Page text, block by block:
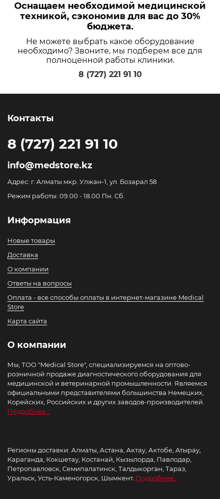
Оснащаем необходимой медицинской
техникой, сэкономив для вас до 30%
бюджета.
Не можете выбрать какое оборудование
необходимо? Звоните, мы подберем все для
полноценной работы клиники.
8 (727) 221 91 10
Контакты
8 (727) 221 91 10
info@medstore.kz
Адрес: г. Алматы мкр. Улжан-1, ул. Бозарал 58
Режим работы: 09.00 - 18.00 Пн. Сб.
Информация
Новые товары
Доставка
О компании
Ответы на вопросы
Оплата - все способы оплаты в интернет-магазине Medical
Store
Карта сайта
О компании
Мы, ТОО "Medical Store", специализируемся на оптово-
розничной продаже диагностического оборудования для
медицинской и ветеринарной промышленности. Являемся
официальными представителями большинства Немецких,
Корейских, Российских и других заводов-производителей.
Подробнее...
Регионы доставки: Алматы, Астана, Актау, Актобе, Атырау,
Караганда, Кокшетау, Костанай, Кызылорда, Павлодар,
Петропавловск, Семипалатинск, Талдыкорган, Тараз,
Уральск, Усть-Каменогорск, Шымкент. Подробнее..